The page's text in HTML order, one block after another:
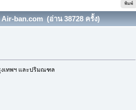
พิมพ์
ban.com (อ่าน 38728 ครั้ง)
งเทพฯ และปริมณฑล